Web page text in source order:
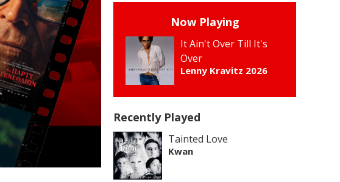
Now Playing
It Ain't Over Till It's
Over
Lenny Kravitz 2026
Recently Played
Tainted Love
Kwan